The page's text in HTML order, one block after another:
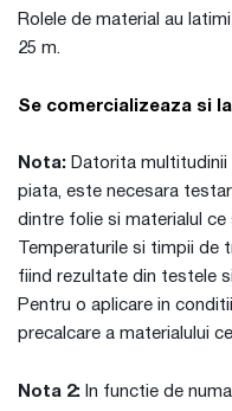
Rolele de material au
25 m.
Se comercializeaza si
Nota: Datorita
piata, este necesara
dintre folie si materialul
Temperaturile si timpii de
fiind rezultate din testele
Pentru o aplicare in
precalcare a materialului
Nota 2: In functie de